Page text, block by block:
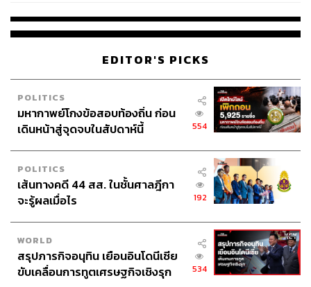
EDITOR'S PICKS
POLITICS
มหากาพย์โกงข้อสอบท้องถิ่น ก่อน
เดินหน้าสู่จุดจบในสัปดาห์นี้
554
POLITICS
เส้นทางคดี 44 สส. ในชั้นศาลฎีกา
จะรู้ผลเมื่อไร
192
WORLD
สรุปภารกิจอนุทิน เยือนอินโดนีเซีย
ขับเคลื่อนการทูตเศรษฐกิจเชิงรุก
534